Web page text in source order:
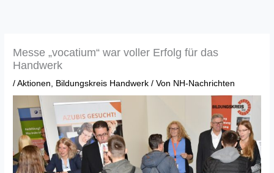
Messe „vocatium“ war voller Erfolg für das
Handwerk
/Aktionen, Bildungskreis Handwerk / Von NH-Nachrichten